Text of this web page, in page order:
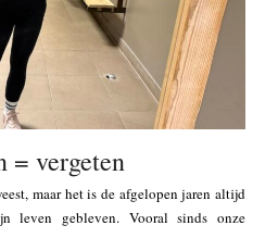
= vergeten
maar het is de afgelopen jaren altijd
leven gebleven. Vooral sinds onze